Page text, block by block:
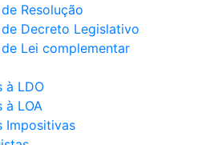
Resolução
Decreto Legislativo
Lei complementar
à LDO
à LOA
Impositivas